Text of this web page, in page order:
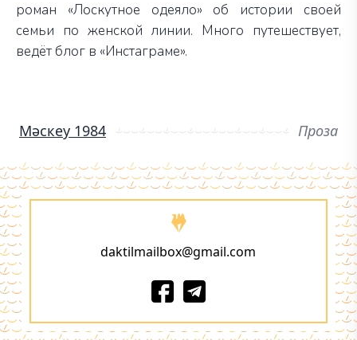
роман «Лоскутное одеяло» об истории своей
семьи по женской линии. Много путешествует,
ведёт блог в «Инстаграме».
Мәскеу 1984 Проза
daktilmailbox@gmail.com